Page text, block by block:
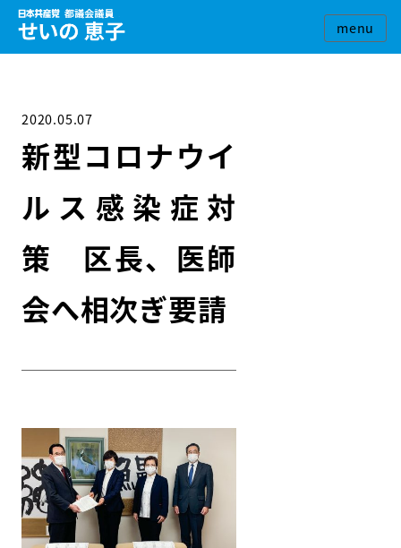
2020.05.07
新型コロナウイ
ルス感染症対
策 区長、医師
会へ相次ぎ要請